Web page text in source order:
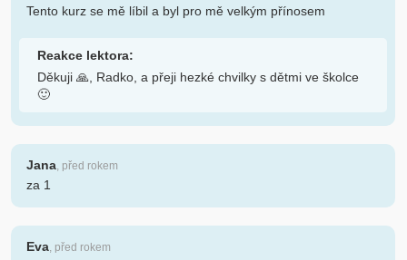
Tento kurz se mě líbil a byl pro mě velkým přínosem
Reakce lektora:
Děkuji 🙏, Radko, a přeji hezké chvilky s dětmi ve školce
🙂
Jana, před rokem
za 1
Eva, před rokem